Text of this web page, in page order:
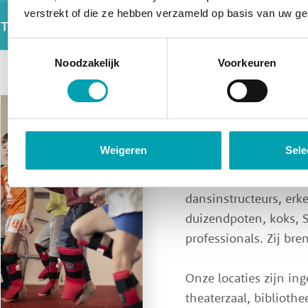
verstrekt of die ze hebben verzameld op basis van uw
Noodzakelijk
Voorkeuren
Weigeren
Bij UniKidz
diverse
ziel), SkillsKidz
activiteiten zijn
Ons team bestaat
dansinstructeurs,
duizendpoten, koks,
professionals. Zij
Onze locaties zijn
theaterzaal,
Tarieven
Widgets